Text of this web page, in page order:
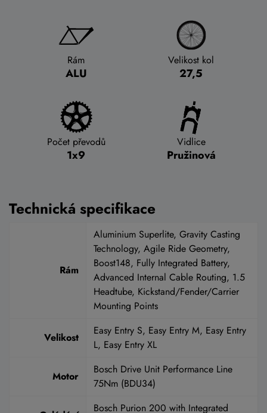
Rám
ALU
Velikost kol
27,5
Počet převodů
1x9
Vidlice
Pružinová
Technická specifikace
Rám
Aluminium Superlite, Gravity Casting
Technology, Agile Ride Geometry,
Boost148, Fully Integrated Battery,
Advanced Internal Cable Routing, 1.5
Headtube, Kickstand/Fender/Carrier
Mounting Points
Velikost
Easy Entry S, Easy Entry M, Easy Entry
L, Easy Entry XL
Motor
Bosch Drive Unit Performance Line
75Nm (BDU34)
Bosch Purion 200 with Integrated